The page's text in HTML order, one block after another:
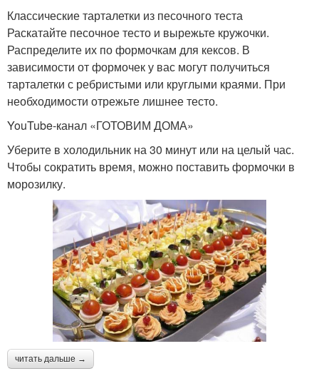
Классические тарталетки из песочного теста
Раскатайте песочное тесто и вырежьте кружочки.
Распределите их по формочкам для кексов. В
зависимости от формочек у вас могут получиться
тарталетки с ребристыми или круглыми краями. При
необходимости отрежьте лишнее тесто.
YouTube‑канал «ГОТОВИМ ДОМА»
Уберите в холодильник на 30 минут или на целый час.
Чтобы сократить время, можно поставить формочки в
морозилку.
читать дальше →